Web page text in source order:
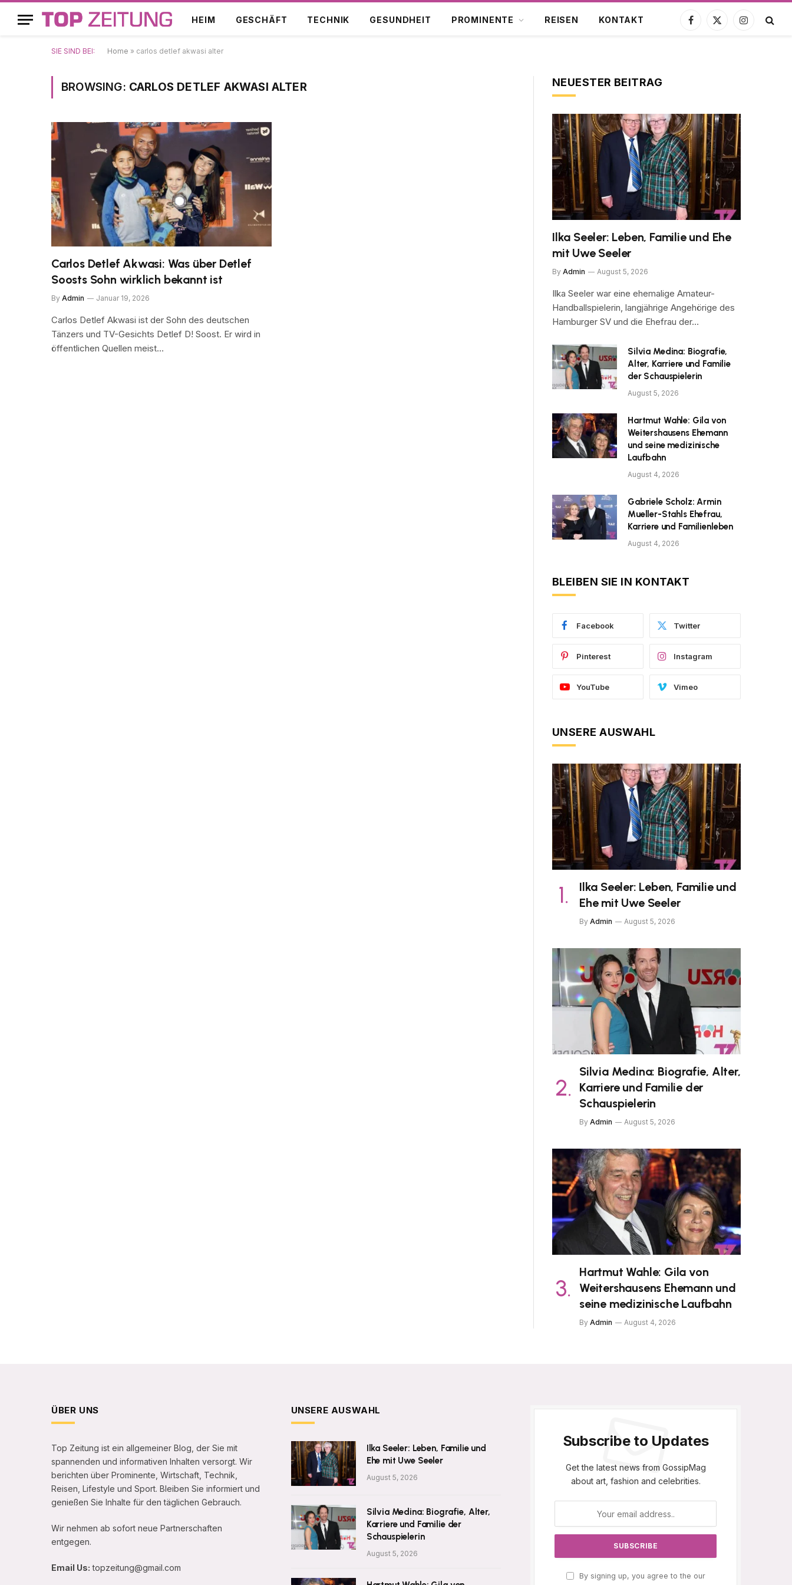
HEIM GESCHÄFT TECHNIK GESUNDHEIT PROMINENTE REISEN KONTAKT
Facebook
X
Instagram
SIE SIND BEI: Home » carlos detlef akwasi alter
BROWSING: CARLOS DETLEF AKWASI ALTER
Carlos Detlef Akwasi: Was über Detlef
Soosts Sohn wirklich bekannt ist
By Admin Januar 19, 2026
Carlos Detlef Akwasi ist der Sohn des deutschen
Tänzers und TV-Gesichts Detlef D! Soost. Er wird in
öffentlichen Quellen meist…
NEUESTER BEITRAG
Ilka Seeler: Leben, Familie und Ehe
mit Uwe Seeler
By Admin August 5, 2026
Ilka Seeler war eine ehemalige Amateur-
Handballspielerin, langjährige Angehörige des
Hamburger SV und die Ehefrau der…
Silvia Medina: Biografie,
Alter, Karriere und Familie
der Schauspielerin
August 5, 2026
Hartmut Wahle: Gila von
Weitershausens Ehemann
und seine medizinische
Laufbahn
August 4, 2026
Gabriele Scholz: Armin
Mueller-Stahls Ehefrau,
Karriere und Familienleben
August 4, 2026
BLEIBEN SIE IN KONTAKT
Facebook Twitter
Pinterest Instagram
YouTube Vimeo
UNSERE AUSWAHL
Ilka Seeler: Leben, Familie und
Ehe mit Uwe Seeler
By Admin August 5, 2026
Silvia Medina: Biografie, Alter,
Karriere und Familie der
Schauspielerin
By Admin August 5, 2026
Hartmut Wahle: Gila von
Weitershausens Ehemann und
seine medizinische Laufbahn
By Admin August 4, 2026
ÜBER UNS
Top Zeitung ist ein allgemeiner Blog, der Sie mit
spannenden und informativen Inhalten versorgt. Wir
berichten über Prominente, Wirtschaft, Technik,
Reisen, Lifestyle und Sport. Bleiben Sie informiert und
genießen Sie Inhalte für den täglichen Gebrauch.
Wir nehmen ab sofort neue Partnerschaften
entgegen.
Email Us: topzeitung@gmail.com
UNSERE AUSWAHL
Ilka Seeler: Leben, Familie und
Ehe mit Uwe Seeler
August 5, 2026
Silvia Medina: Biografie, Alter,
Karriere und Familie der
Schauspielerin
August 5, 2026
Subscribe to Updates
Get the latest news from GossipMag
about art, fashion and celebrities.
By signing up, you agree to the our